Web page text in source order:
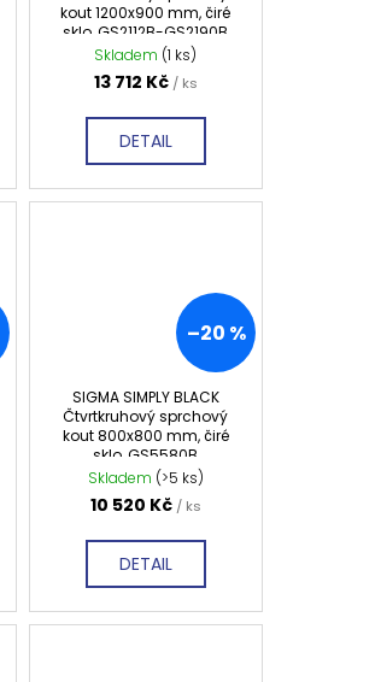
kout 1200x900 mm, čiré
sklo, GS2112B-GS2190B
Skladem (1 ks)
13 712 Kč / ks
DETAIL
–20 %
SIGMA SIMPLY BLACK
Čtvrtkruhový sprchový
kout 800x800 mm, čiré
sklo, GS5580B
Skladem (>5 ks)
10 520 Kč / ks
DETAIL